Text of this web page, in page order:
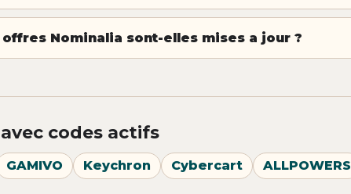
Nominalia sont-elles mises a jour ?
codes actifs
GAMIVO Keychron Cybercart ALLPOWERS